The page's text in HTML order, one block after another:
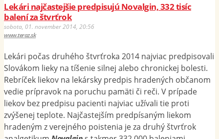
Lekári najčastejšie predpisujú Novalgin, 332 tisíc
balení za štvrťrok
sobota, 01. november 2014, 20:56
www.teraz.sk
Lekári počas druhého štvrťroka 2014 najviac predpisovali
Slovákom lieky na tíšenie silnej alebo chronickej bolesti.
Rebríček liekov na lekársky predpis hradených občanom
vedie prípravok na poruchu pamäti či reči. V prípade
liekov bez predpisu pacienti najviac užívali tie proti
zvýšenej teplote. Najčastejším predpísaným liekom
hradeným z verejného poistenia je za druhý štvrťrok